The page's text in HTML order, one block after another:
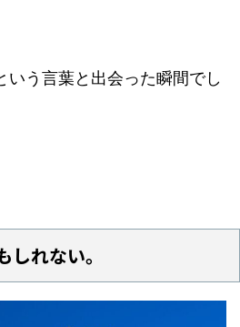
いう言葉と出会った瞬間でし
れない。